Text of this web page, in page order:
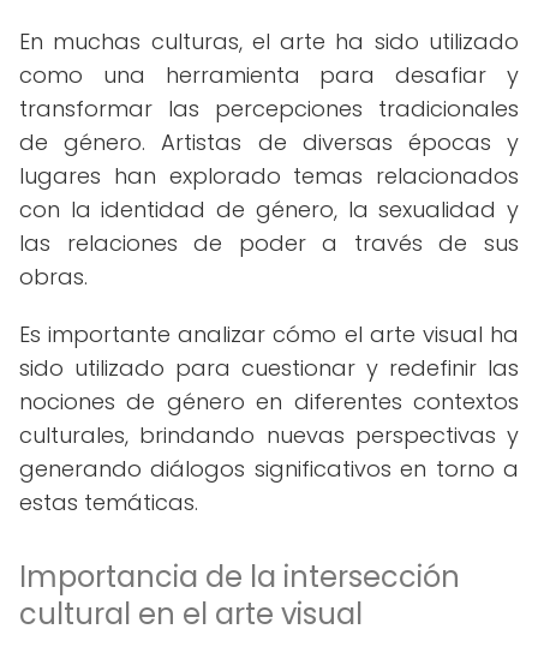
En muchas culturas, el arte ha sido utilizado
como una herramienta para desafiar y
transformar las percepciones tradicionales
de género. Artistas de diversas épocas y
lugares han explorado temas relacionados
con la identidad de género, la sexualidad y
las relaciones de poder a través de sus
obras.
Es importante analizar cómo el arte visual ha
sido utilizado para cuestionar y redefinir las
nociones de género en diferentes contextos
culturales, brindando nuevas perspectivas y
generando diálogos significativos en torno a
estas temáticas.
Importancia de la intersección
cultural en el arte visual